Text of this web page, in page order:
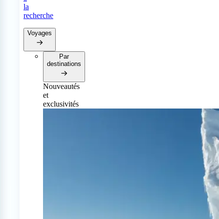
la
recherche
Voyages
Par
destinations
Nouveautés
et
exclusivités